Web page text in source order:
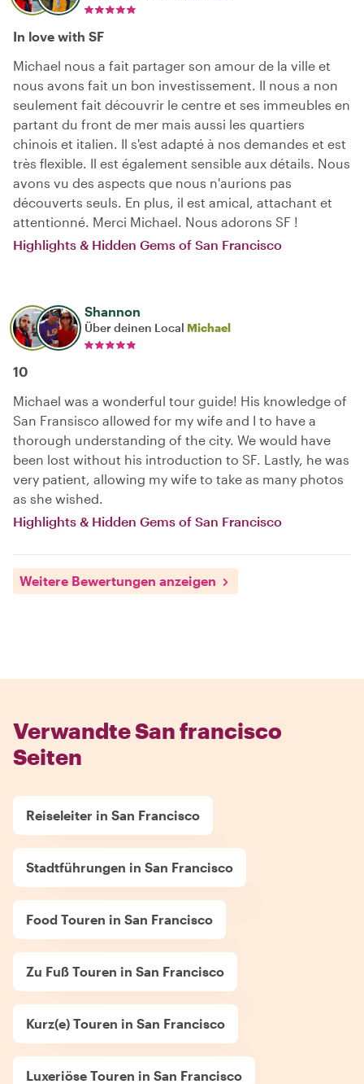
In love with SF
Michael nous a fait partager son amour de la ville et
nous avons fait un bon investissement. Il nous a non
seulement fait découvrir le centre et ses immeubles en
partant du front de mer mais aussi les quartiers
chinois et italien. Il s'est adapté à nos demandes et est
très flexible. Il est également sensible aux détails. Nous
avons vu des aspects que nous n'aurions pas
découverts seuls. En plus, il est amical, attachant et
attentionné. Merci Michael. Nous adorons SF !
Highlights & Hidden Gems of San Francisco
Shannon
Über deinen Local Michael
10
Michael was a wonderful tour guide! His knowledge of
San Fransisco allowed for my wife and I to have a
thorough understanding of the city. We would have
been lost without his introduction to SF. Lastly, he was
very patient, allowing my wife to take as many photos
as she wished.
Highlights & Hidden Gems of San Francisco
Weitere Bewertungen anzeigen
Verwandte San francisco
Seiten
Reiseleiter in San Francisco
Stadtführungen in San Francisco
Food Touren in San Francisco
Zu Fuß Touren in San Francisco
Kurz(e) Touren in San Francisco
Luxeriöse Touren in San Francisco